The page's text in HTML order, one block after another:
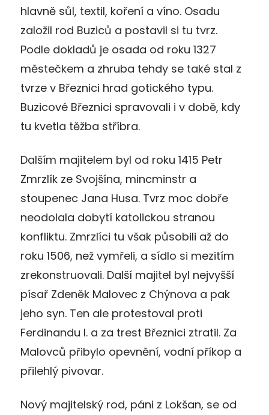
hlavně sůl, textil, koření a víno. Osadu
založil rod Buziců a postavil si tu tvrz.
Podle dokladů je osada od roku 1327
městečkem a zhruba tehdy se také stal z
tvrze v Březnici hrad gotického typu.
Buzicové Březnici spravovali i v době, kdy
tu kvetla těžba stříbra.
Dalším majitelem byl od roku 1415 Petr
Zmrzlík ze Svojšína, mincminstr a
stoupenec Jana Husa. Tvrz moc dobře
neodolala dobytí katolickou stranou
konfliktu. Zmrzlíci tu však působili až do
roku 1506, než vymřeli, a sídlo si mezitím
zrekonstruovali. Další majitel byl nejvyšší
písař Zdeněk Malovec z Chýnova a pak
jeho syn. Ten ale protestoval proti
Ferdinandu I. a za trest Březnici ztratil. Za
Malovců přibylo opevnění, vodní příkop a
přilehlý pivovar.
Nový majitelský rod, páni z Lokšan, se od